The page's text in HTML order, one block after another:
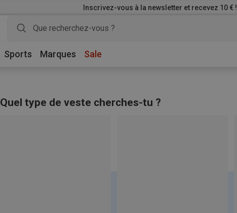
Inscrivez-vous à la newsletter et recevez 10 € !
Sports Marques Sale
Quel type de veste cherches-tu ?